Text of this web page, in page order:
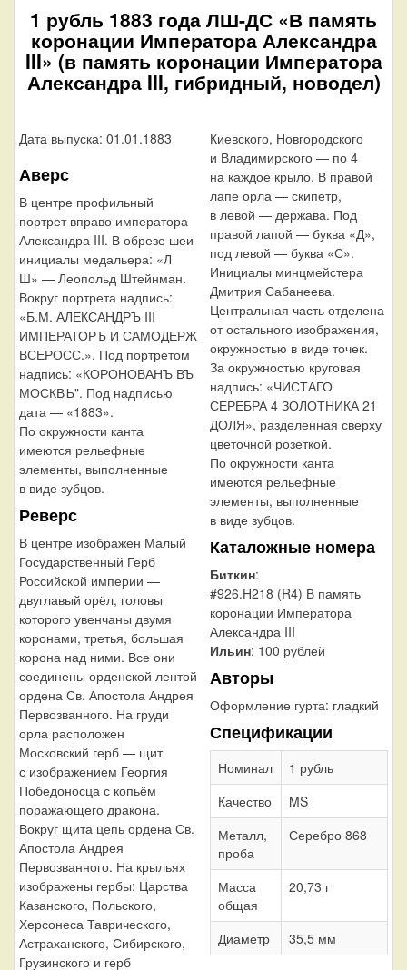
1 рубль 1883 года ЛШ-ДС «В память
коронации Императора Александра
III» (в память коронации Императора
Александра III, гибридный, новодел)
Дата выпуска: 01.01.1883
Аверс
В центре профильный
портрет вправо императора
Александра III. В обрезе шеи
инициалы медальера: «Л
Ш» — Леопольд Штейнман.
Вокруг портрета надпись:
«Б.М. АЛЕКСАНДРЪ III
ИМПЕРАТОРЪ И САМОДЕРЖ
ВСЕРОСС.». Под портретом
надпись: «КОРОНОВАНЪ ВЪ
МОСКВѢ". Под надписью
дата — «1883».
По окружности канта
имеются рельефные
элементы, выполненные
в виде зубцов.
Реверс
В центре изображен Малый
Государственный Герб
Российской империи —
двуглавый орёл, головы
которого увенчаны двумя
коронами, третья, большая
корона над ними. Все они
соединены орденской лентой
ордена Св. Апостола Андрея
Первозванного. На груди
орла расположен
Московский герб — щит
с изображением Георгия
Победоносца с копьём
поражающего дракона.
Вокруг щита цепь ордена Св.
Апостола Андрея
Первозванного. На крыльях
изображены гербы: Царства
Казанского, Польского,
Херсонеса Таврического,
Астраханского, Сибирского,
Грузинского и герб
Киевского, Новгородского
и Владимирского — по 4
на каждое крыло. В правой
лапе орла — скипетр,
в левой — держава. Под
правой лапой — буква «Д»,
под левой — буква «С».
Инициалы минцмейстера
Дмитрия Сабанеева.
Центральная часть отделена
от остального изображения,
окружностью в виде точек.
За окружностью круговая
надпись: «ЧИСТАГО
СЕРЕБРА 4 ЗОЛОТНИКА 21
ДОЛЯ», разделенная сверху
цветочной розеткой.
По окружности канта
имеются рельефные
элементы, выполненные
в виде зубцов.
Каталожные номера
Биткин:
#926.Н218 (R4) В память
коронации Императора
Александра III
Ильин: 100 рублей
Авторы
Оформление гурта: гладкий
Спецификации
Номинал
1 рубль
Качество
MS
Металл,
проба
Серебро 868
Масса
общая
20,73 г
Диаметр 35,5 мм